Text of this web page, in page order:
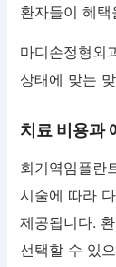
환자들이 혜
마디손정형외
상태에 맞는
치료 비용과
회기역임플란
시술에 따라
제공됩니다.
선택할 수 있